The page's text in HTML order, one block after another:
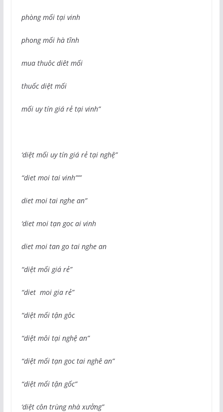
phòng mối tại vinh
phong mối hà tĩnh
mua thuôc diêt mối
thuốc diệt mối
mối uy tín giá rẻ tại vinh”
‘diệt mối uy tín giá rẻ tại nghệ”
“diet moi tai vinh””’
diet moi tai nghe an”
‘diet moi tạn goc ai vinh
diet moi tan go tai nghe an
“diệt mối giá rẻ”
“diet moi gia rẻ”
“diệt mối tận gôc
“diệt môi tại nghệ an”
“diệt mối tạn goc tai nghê an”
“diệt mối tận gốc”
‘diệt côn trùng nhà xưởng”